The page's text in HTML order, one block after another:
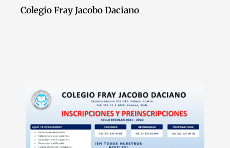
Colegio Fray Jacobo Daciano